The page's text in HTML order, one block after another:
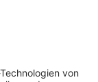
Vimeo